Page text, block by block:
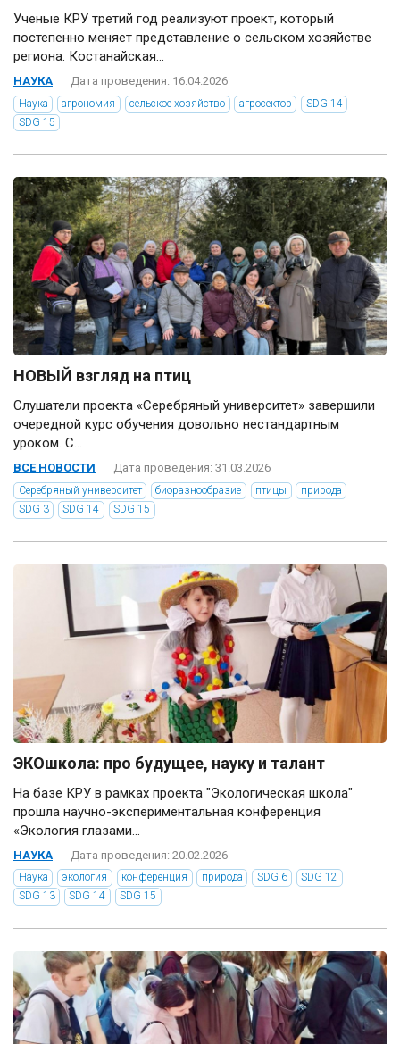
Ученые КРУ третий год реализуют проект, который
постепенно меняет представление о сельском хозяйстве
региона. Костанайская...
НАУКА Дата проведения: 16.04.2026
Наука агрономия сельское хозяйство агросектор
SDG 14
SDG 15
НОВЫЙ взгляд на птиц
Слушатели проекта «Серебряный университет» завершили
очередной курс обучения довольно нестандартным
уроком. С...
ВСЕ НОВОСТИ Дата проведения: 31.03.2026
Серебряный университет биоразнообразие птицы
природа
SDG 3
SDG 14 SDG 15
ЭКОшкола: про будущее, науку и талант
На базе КРУ в рамках проекта "Экологическая школа"
прошла научно-экспериментальная конференция
«Экология глазами...
НАУКА Дата проведения: 20.02.2026
Наука экология конференция природа SDG 6
SDG 12
SDG 13
SDG 14 SDG 15